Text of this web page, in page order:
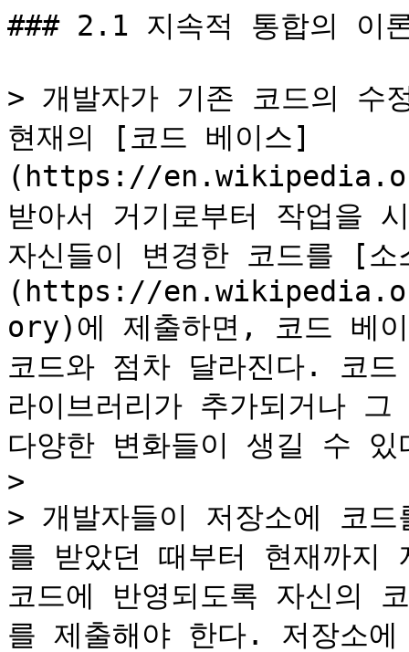
### 2.1 지속적 통합의 이
> 개발자가 기존 코드의 수
현재의 [코드 베이스]
(https://
받아서 거기로부터 작업을
자신들이 변경한 코드를 [
(https://
ory)에 제출하면, 코드 베이
코드와 점차 달라진다. 코
라이브러리가 추가되거나
다양한 변화들이 생길 수
>
> 개발자들이 저장소에 코
를 받았던 때부터 현재까지
코드에 반영되도록 자신의
를 제출해야 한다. 저장소